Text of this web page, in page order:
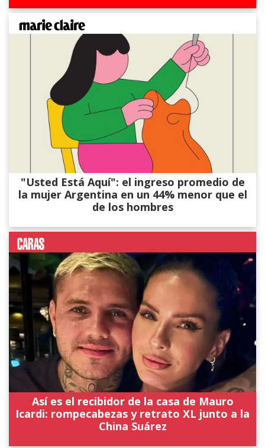
"Usted Está Aquí": el ingreso promedio de
la mujer Argentina en un 44% menor que el
de los hombres
Así es el recibidor de la casa de Mauro
Icardi: rompecabezas y retrato XL junto a la
China Suárez